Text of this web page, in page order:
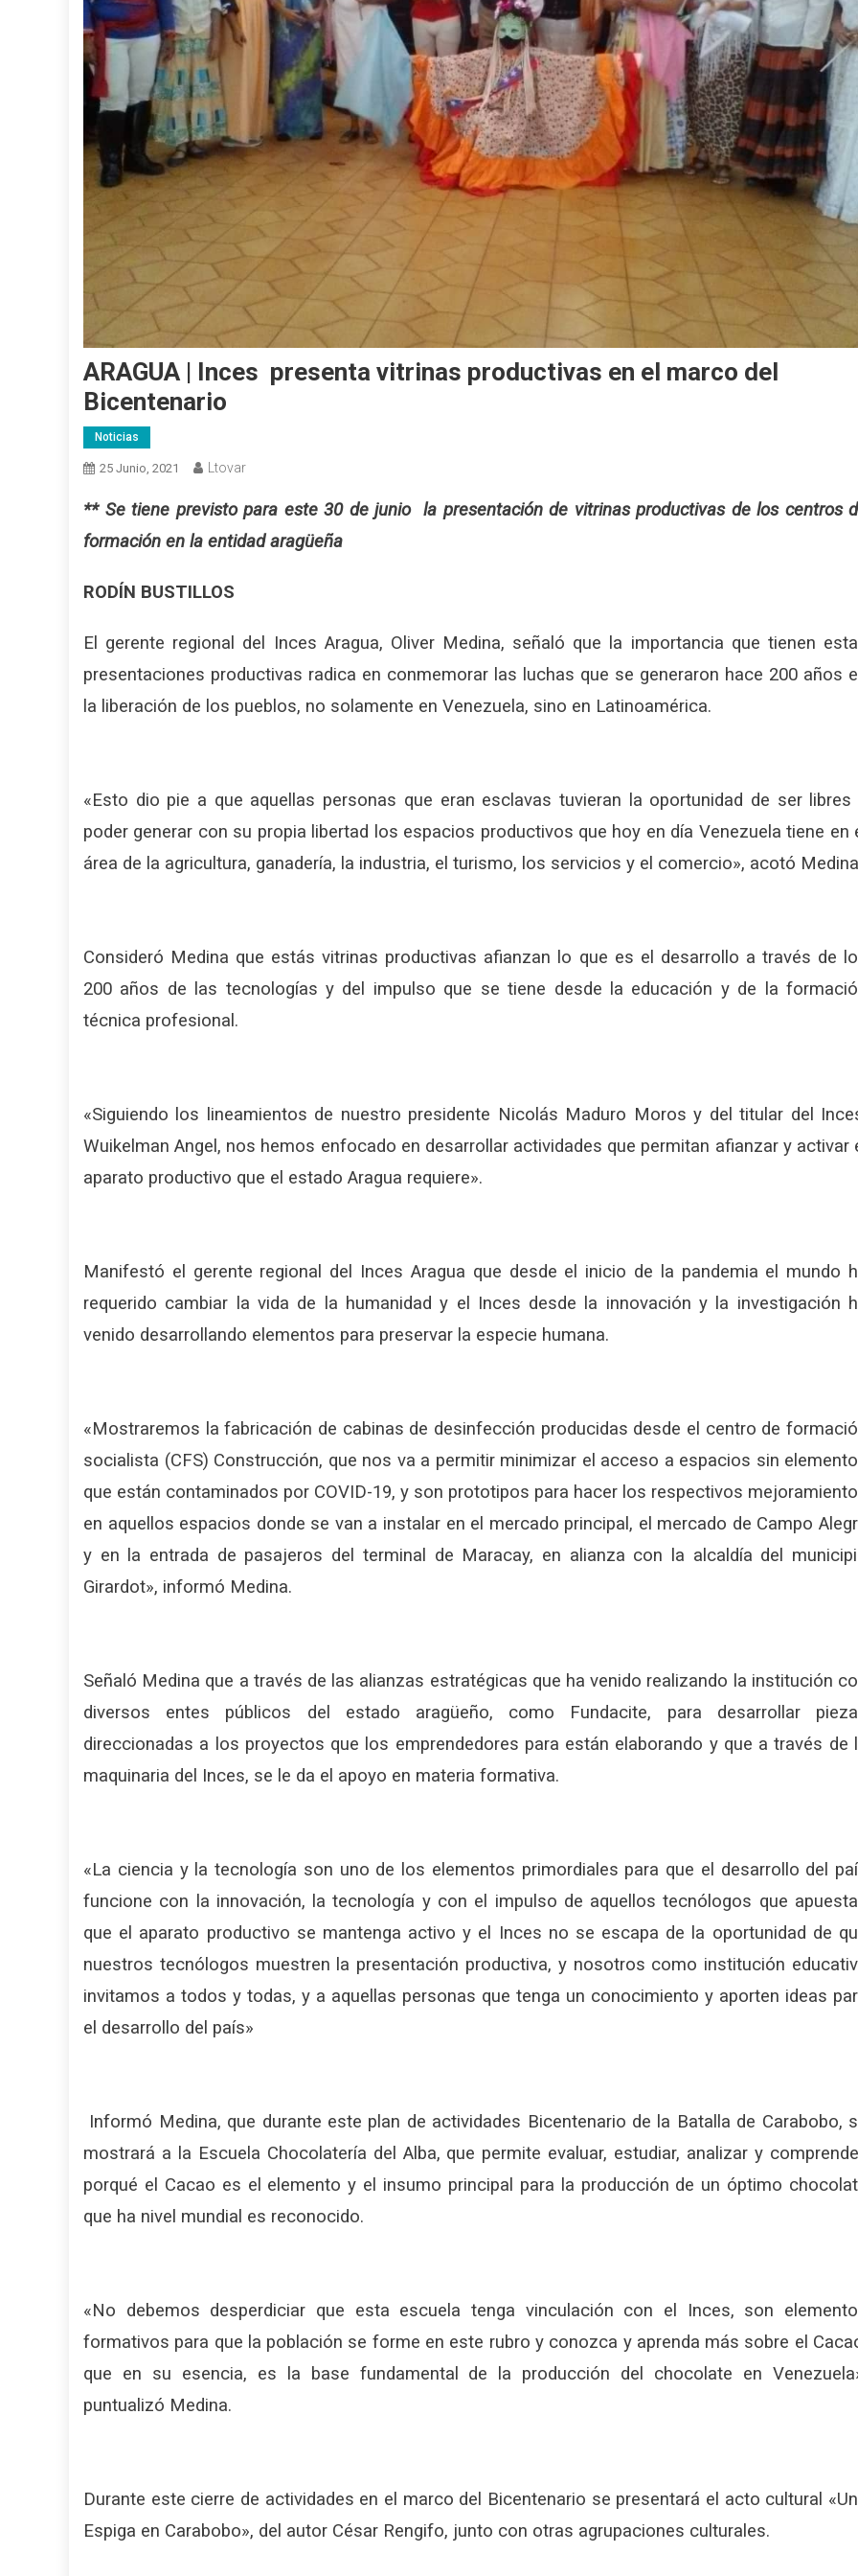
ARAGUA | Inces presenta vitrinas productivas en el marco del
Bicentenario
Noticias
25 Junio, 2021 Ltovar
** Se tiene previsto para este 30 de junio la presentación de vitrinas productivas de los centros
formación en la entidad aragüeña
RODÍN BUSTILLOS
El gerente regional del Inces Aragua, Oliver Medina, señaló que la importancia que tienen
presentaciones productivas radica en conmemorar las luchas que se generaron hace 200 años
la liberación de los pueblos, no solamente en Venezuela, sino en Latinoamérica.
«Esto dio pie a que aquellas personas que eran esclavas tuvieran la oportunidad de ser libres
poder generar con su propia libertad los espacios productivos que hoy en día Venezuela tiene en
área de la agricultura, ganadería, la industria, el turismo, los servicios y el comercio», acotó
Consideró Medina que estás vitrinas productivas afianzan lo que es el desarrollo a través de
200 años de las tecnologías y del impulso que se tiene desde la educación y de la
técnica profesional.
«Siguiendo los lineamientos de nuestro presidente Nicolás Maduro Moros y del titular del
Wuikelman Angel, nos hemos enfocado en desarrollar actividades que permitan afianzar y activar
aparato productivo que el estado Aragua requiere».
Manifestó el gerente regional del Inces Aragua que desde el inicio de la pandemia el mundo
requerido cambiar la vida de la humanidad y el Inces desde la innovación y la investigación
venido desarrollando elementos para preservar la especie humana.
«Mostraremos la fabricación de cabinas de desinfección producidas desde el centro de
socialista (CFS) Construcción, que nos va a permitir minimizar el acceso a espacios sin
que están contaminados por COVID-19, y son prototipos para hacer los respectivos
en aquellos espacios donde se van a instalar en el mercado principal, el mercado de Campo
y en la entrada de pasajeros del terminal de Maracay, en alianza con la alcaldía del
Girardot», informó Medina.
Señaló Medina que a través de las alianzas estratégicas que ha venido realizando la institución
diversos entes públicos del estado aragüeño, como Fundacite, para desarrollar
direccionadas a los proyectos que los emprendedores para están elaborando y que a través de
maquinaria del Inces, se le da el apoyo en materia formativa.
«La ciencia y la tecnología son uno de los elementos primordiales para que el desarrollo del
funcione con la innovación, la tecnología y con el impulso de aquellos tecnólogos que
que el aparato productivo se mantenga activo y el Inces no se escapa de la oportunidad de
nuestros tecnólogos muestren la presentación productiva, y nosotros como institución
invitamos a todos y todas, y a aquellas personas que tenga un conocimiento y aporten ideas
el desarrollo del país»
Informó Medina, que durante este plan de actividades Bicentenario de la Batalla de Carabobo,
mostrará a la Escuela Chocolatería del Alba, que permite evaluar, estudiar, analizar y
porqué el Cacao es el elemento y el insumo principal para la producción de un óptimo
que ha nivel mundial es reconocido.
«No debemos desperdiciar que esta escuela tenga vinculación con el Inces, son
formativos para que la población se forme en este rubro y conozca y aprenda más sobre el
que en su esencia, es la base fundamental de la producción del chocolate en
puntualizó Medina.
Durante este cierre de actividades en el marco del Bicentenario se presentará el acto cultural
Espiga en Carabobo», del autor César Rengifo, junto con otras agrupaciones culturales.